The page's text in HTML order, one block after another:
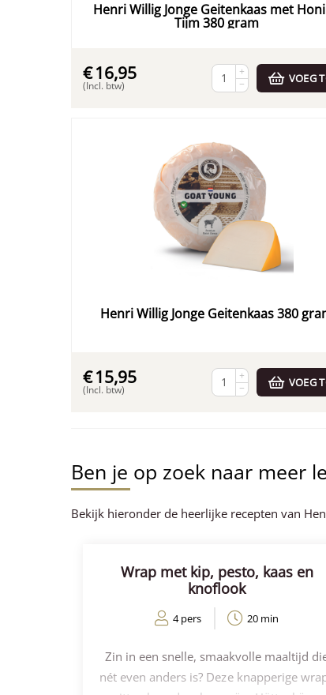
Henri Willig Jonge Geitenkaas met
Tijm 380 gram
€16,95
(Incl. btw)
+
−
VOEG
Henri Willig Jonge Geitenkaas 380
€15,95
(Incl. btw)
+
−
VOEG
Ben je op zoek naar meer
Bekijk hieronder de heerlijke recepten van
Wrap met kip, pesto, kaas en
knoflook
4 pers 20 min
Zin in een snelle, smaakvolle maaltijd
nét even anders is? Deze knapperige